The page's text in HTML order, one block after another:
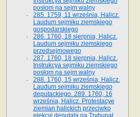
posłom na sejm walny
285. 1759, 11 września, Halicz.
Laudum sejmiku ziemskiego
gospodarskiego
286. 1760, 18 sierpnia, Halicz.
Laudum sejmiku ziemskiego
przedsejmowego
287. 1760, 18 sierpnia, Halicz.
Instrukcya sejmiku ziemskiego
posłom na sejm walny
288. 1760, 15 września, Halicz.
Laudum sejmiku ziemskiego
deputackiego. 289. 1760, 16
września, Halicz. Protestacye
ziemian halickich przeciwko
elekcyi deputata na Trybunał